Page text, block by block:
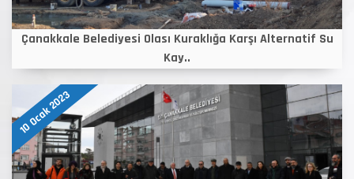
Çanakkale Belediyesi Olası Kuraklığa Karşı Alternatif Su
Kay..
10 Ocak 2023